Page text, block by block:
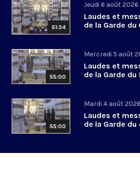
51:34
Jeudi 6 août 2026
Laudes et
de la Garde
55:00
Mercredi 5 août
Laudes et
de la Garde
55:00
Mardi 4 août 2026
Laudes et
de la Garde